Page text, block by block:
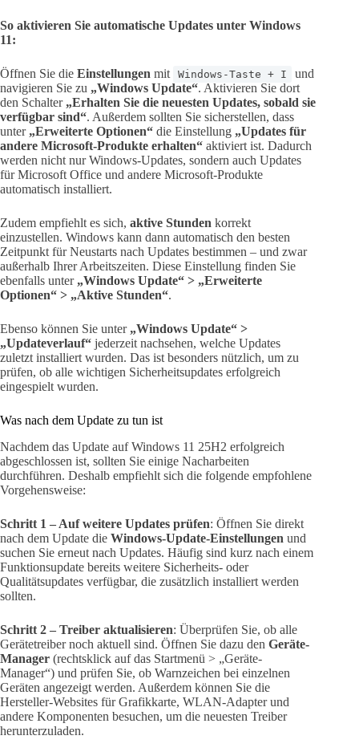
So aktivieren Sie automatische Updates unter Windows
11:
Öffnen Sie die Einstellungen mit Windows-Taste + I
und
navigieren Sie zu „Windows Update“. Aktivieren Sie dort
den Schalter „Erhalten Sie die neuesten Updates, sobald sie
verfügbar sind“. Außerdem sollten Sie sicherstellen, dass
unter „Erweiterte Optionen“ die Einstellung „Updates für
andere Microsoft-Produkte erhalten“ aktiviert ist. Dadurch
werden nicht nur Windows-Updates, sondern auch Updates
für Microsoft Office und andere Microsoft-Produkte
automatisch installiert.
Zudem empfiehlt es sich, aktive Stunden korrekt
einzustellen. Windows kann dann automatisch den besten
Zeitpunkt für Neustarts nach Updates bestimmen – und zwar
außerhalb Ihrer Arbeitszeiten. Diese Einstellung finden Sie
ebenfalls unter „Windows Update“ > „Erweiterte
Optionen“ > „Aktive Stunden“.
Ebenso können Sie unter „Windows Update“ >
„Updateverlauf“ jederzeit nachsehen, welche Updates
zuletzt installiert wurden. Das ist besonders nützlich, um zu
prüfen, ob alle wichtigen Sicherheitsupdates erfolgreich
eingespielt wurden.
Was nach dem Update zu tun ist
Nachdem das Update auf Windows 11 25H2 erfolgreich
abgeschlossen ist, sollten Sie einige Nacharbeiten
durchführen. Deshalb empfiehlt sich die folgende empfohlene
Vorgehensweise:
Schritt 1 – Auf weitere Updates prüfen: Öffnen Sie direkt
nach dem Update die Windows-Update-Einstellungen und
suchen Sie erneut nach Updates. Häufig sind kurz nach einem
Funktionsupdate bereits weitere Sicherheits- oder
Qualitätsupdates verfügbar, die zusätzlich installiert werden
sollten.
Schritt 2 – Treiber aktualisieren: Überprüfen Sie, ob alle
Gerätetreiber noch aktuell sind. Öffnen Sie dazu den Geräte-
Manager (rechtsklick auf das Startmenü > „Geräte-
Manager“) und prüfen Sie, ob Warnzeichen bei einzelnen
Geräten angezeigt werden. Außerdem können Sie die
Hersteller-Websites für Grafikkarte, WLAN-Adapter und
andere Komponenten besuchen, um die neuesten Treiber
herunterzuladen.